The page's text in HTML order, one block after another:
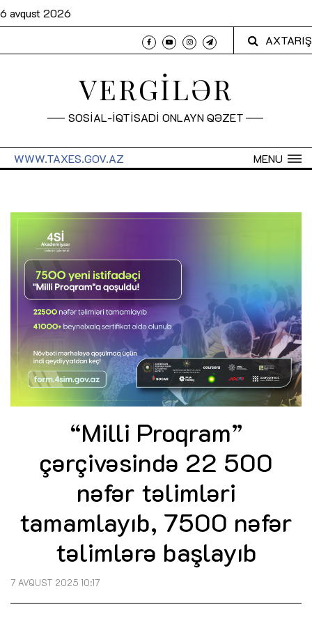
6 avqust 2026
AXTARIŞ
VERGİLƏR
SOSİAL-İQTİSADİ ONLAYN QƏZET
MENU
WWW.TAXES.GOV.AZ
“Milli Proqram”
çərçivəsində 22 500
nəfər təlimləri
tamamlayıb, 7500 nəfər
təlimlərə başlayıb
7 AVQUST 2025 10:17